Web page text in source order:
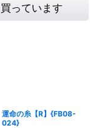
っています
運命の糸【R】{FB08-
024}